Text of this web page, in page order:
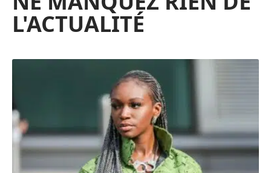
L'ACTUALITÉ